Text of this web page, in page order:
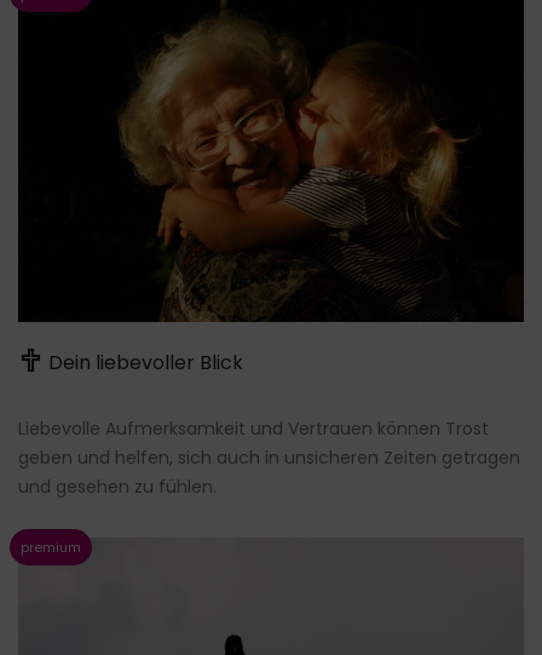
Dein liebevoller Blick
Liebevolle Aufmerksamkeit und Vertrauen können Trost
geben und helfen, sich auch in unsicheren Zeiten getragen
und gesehen zu fühlen.